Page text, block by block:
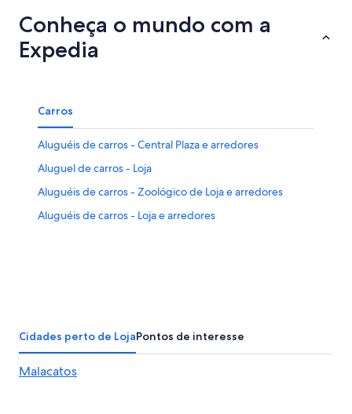
Conheça o mundo com a
Expedia
Carros
Aluguéis de carros - Central Plaza e arredores
Aluguel de carros - Loja
Aluguéis de carros - Zoológico de Loja e arredores
Aluguéis de carros - Loja e arredores
Cidades perto de LojaPontos de interesse
Malacatos